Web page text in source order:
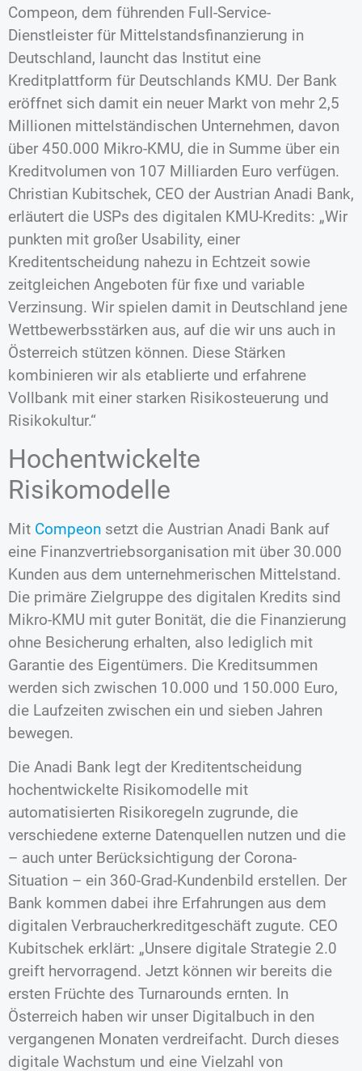
Compeon, dem führenden Full-Service-
Dienstleister für Mittelstandsfinanzierung in
Deutschland, launcht das Institut eine
Kreditplattform für Deutschlands KMU. Der Bank
eröffnet sich damit ein neuer Markt von mehr 2,5
Millionen mittelständischen Unternehmen, davon
über 450.000 Mikro-KMU, die in Summe über ein
Kreditvolumen von 107 Milliarden Euro verfügen.
Christian Kubitschek, CEO der Austrian Anadi Bank,
erläutert die USPs des digitalen KMU-Kredits: „Wir
punkten mit großer Usability, einer
Kreditentscheidung nahezu in Echtzeit sowie
zeitgleichen Angeboten für fixe und variable
Verzinsung. Wir spielen damit in Deutschland jene
Wettbewerbsstärken aus, auf die wir uns auch in
Österreich stützen können. Diese Stärken
kombinieren wir als etablierte und erfahrene
Vollbank mit einer starken Risikosteuerung und
Risikokultur.“
Hochentwickelte
Risikomodelle
Mit Compeon setzt die Austrian Anadi Bank auf
eine Finanzvertriebsorganisation mit über 30.000
Kunden aus dem unternehmerischen Mittelstand.
Die primäre Zielgruppe des digitalen Kredits sind
Mikro-KMU mit guter Bonität, die die Finanzierung
ohne Besicherung erhalten, also lediglich mit
Garantie des Eigentümers. Die Kreditsummen
werden sich zwischen 10.000 und 150.000 Euro,
die Laufzeiten zwischen ein und sieben Jahren
bewegen.
Die Anadi Bank legt der Kreditentscheidung
hochentwickelte Risikomodelle mit
automatisierten Risikoregeln zugrunde, die
verschiedene externe Datenquellen nutzen und die
– auch unter Berücksichtigung der Corona-
Situation – ein 360-Grad-Kundenbild erstellen. Der
Bank kommen dabei ihre Erfahrungen aus dem
digitalen Verbraucherkreditgeschäft zugute. CEO
Kubitschek erklärt: „Unsere digitale Strategie 2.0
greift hervorragend. Jetzt können wir bereits die
ersten Früchte des Turnarounds ernten. In
Österreich haben wir unser Digitalbuch in den
vergangenen Monaten verdreifacht. Durch dieses
digitale Wachstum und eine Vielzahl von